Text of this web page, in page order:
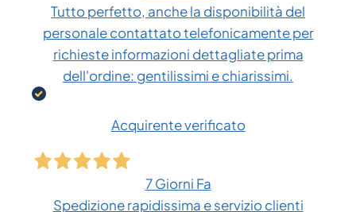
Tutto perfetto, anche la disponibilità del
personale contattato telefonicamente per
richieste informazioni dettagliate prima
dell'ordine: gentilissimi e chiarissimi.
Acquirente verificato
7 Giorni Fa
Spedizione rapidissima e servizio clienti